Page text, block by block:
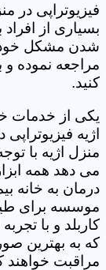
فیزیوتراپی در
بسیاری از
شدن مشکل خود
مراجعه نموده
کنید.
یکی از خدمات
اژیه
منزل اژیه با
می دهد همه
درمان به خانه
موسسه برای
کاربلد و با
که به بهترین
مراقبت خواهند